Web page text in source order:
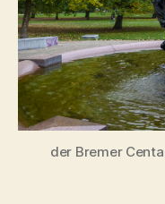
der Bremer